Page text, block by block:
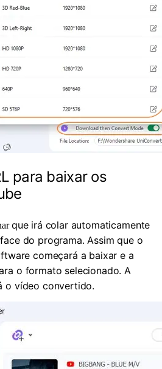
para baixar os
que irá colar automaticamente
do programa. Assim que o
começará a baixar e a
o formato selecionado. A
o vídeo convertido.